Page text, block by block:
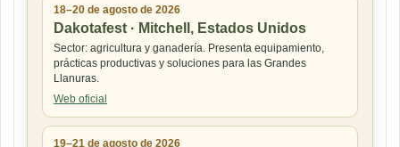
18–20 de agosto de 2026
Dakotafest · Mitchell, Estados Unidos
Sector: agricultura y ganadería. Presenta equipamiento,
prácticas productivas y soluciones para las Grandes
Llanuras.
Web oficial
19–21 de agosto de 2026